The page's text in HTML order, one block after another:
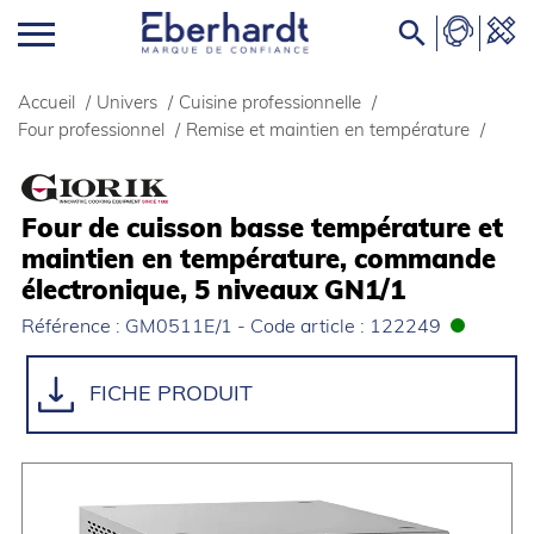

Accueil / Univers / Cuisine professionnelle /
Four professionnel / Remise et maintien en température /
Four de cuisson basse température et
maintien en température, commande
électronique, 5 niveaux GN1/1
Référence : GM0511E/1 - Code article : 122249
FICHE PRODUIT